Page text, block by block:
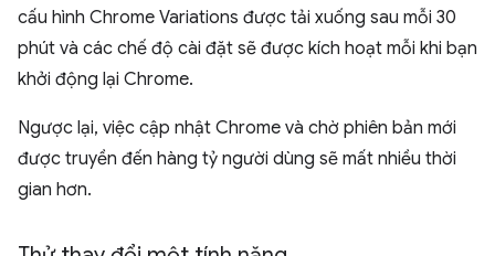
cấu hình Chrome Variations được tải xuống sau mỗi 30
phút và các chế độ cài đặt sẽ được kích hoạt mỗi khi bạn
khởi động lại Chrome.
Ngược lại, việc cập nhật Chrome và chờ phiên bản mới
được truyền đến hàng tỷ người dùng sẽ mất nhiều thời
gian hơn.